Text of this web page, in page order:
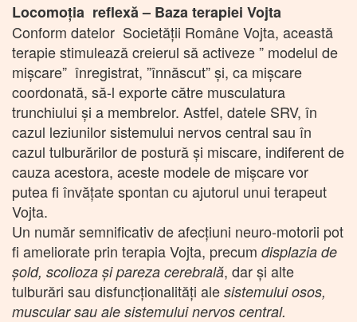
Locomoția reflexă – Baza terapiei Vojta
Conform datelor Societății Române Vojta, această
terapie stimulează creierul să activeze ” modelul de
mișcare” înregistrat, ”înnăscut” și, ca mișcare
coordonată, să-l exporte către musculatura
trunchiului și a membrelor. Astfel, datele SRV, în
cazul leziunilor sistemului nervos central sau în
cazul tulburărilor de postură și miscare, indiferent de
cauza acestora, aceste modele de mișcare vor
putea fi învățate spontan cu ajutorul unui terapeut
Vojta.
Un număr semnificativ de afecțiuni neuro-motorii pot
fi ameliorate prin terapia Vojta, precum displazia de
șold, scolioza și pareza cerebrală, dar și alte
tulburări sau disfuncționalități ale sistemului osos,
muscular sau ale sistemului nervos central.